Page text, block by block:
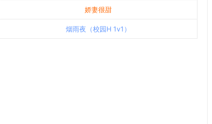
娇妻很甜
烟雨夜（校园H 1v1）